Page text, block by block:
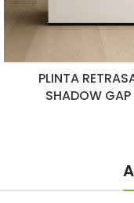
PLINTA
SHADOW GAP